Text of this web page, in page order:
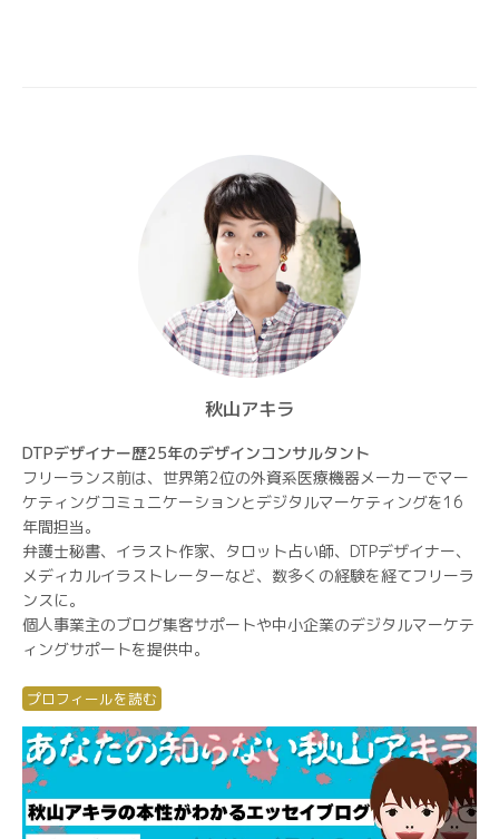
秋山アキラ
DTPデザイナー歴25年のデザインコンサルタント
フリーランス前は、世界第2位の外資系医療機器メーカーでマー
ケティングコミュニケーションとデジタルマーケティングを16
年間担当。
弁護士秘書、イラスト作家、タロット占い師、DTPデザイナー、
メディカルイラストレーターなど、数多くの経験を経てフリーラ
ンスに。
個人事業主のブログ集客サポートや中小企業のデジタルマーケテ
ィングサポートを提供中。
プロフィールを読む